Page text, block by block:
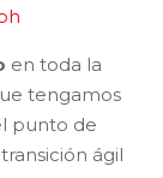
en toda la
tengamos
punto de
ágil